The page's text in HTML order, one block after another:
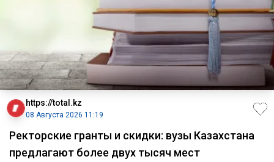
https://total.kz
08 Августа 2026 11:19
Ректорские гранты и скидки: вузы Казахстана
предлагают более двух тысяч мест